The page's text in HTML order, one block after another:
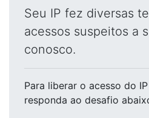
Seu IP fez diversas
acessos suspeitos a
conosco.
Para liberar o acesso do IP
responda ao desafio